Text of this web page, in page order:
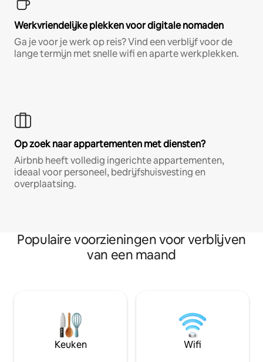
Werkvriendelijke plekken voor digitale nomaden
Ga je voor je werk op reis? Vind een verblijf voor de
lange termijn met snelle wifi en aparte werkplekken.
Op zoek naar appartementen met diensten?
Airbnb heeft volledig ingerichte appartementen,
ideaal voor personeel, bedrijfshuisvesting en
overplaatsing.
Populaire voorzieningen voor verblijven
van een maand
Keuken Wifi